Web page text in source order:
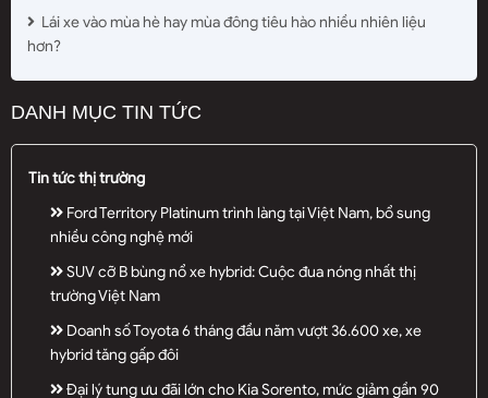
Lái xe vào mùa hè hay mùa đông tiêu hào nhiều nhiên liệu
hơn?
DANH MỤC TIN TỨC
Tin tức thị trường
Ford Territory Platinum trình làng tại Việt Nam, bổ sung
nhiều công nghệ mới
SUV cỡ B bùng nổ xe hybrid: Cuộc đua nóng nhất thị
trường Việt Nam
Doanh số Toyota 6 tháng đầu năm vượt 36.600 xe, xe
hybrid tăng gấp đôi
Đại lý tung ưu đãi lớn cho Kia Sorento, mức giảm gần 90